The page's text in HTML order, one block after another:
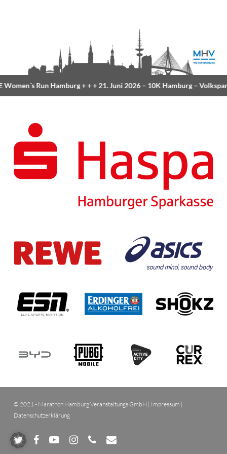
Run Hamburg+ + +21. Juni 2026 –10K Hamburg–
© 2021 - Marathon Hamburg Veranstaltungs GmbH | Impressum |
Datenschutzerklärung
twitter facebookyoutube instagram
phone email